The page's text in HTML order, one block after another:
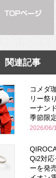
関連記事
コメダ
リー祭
ーナン
季節限
2026/06/
Qi2対応
ーを発